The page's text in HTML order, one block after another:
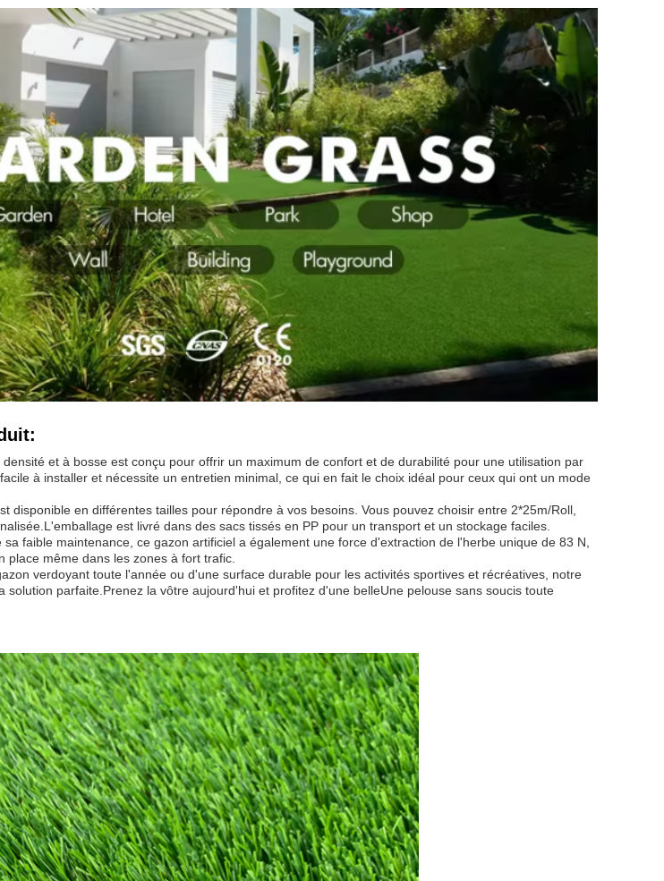
et à bosse est conçu pour offrir un maximum de confort et de durabilité pour une utilisation par
à installer et nécessite un entretien minimal, ce qui en fait le choix idéal pour ceux qui ont un mode
disponible en différentes tailles pour répondre à vos besoins. Vous pouvez choisir entre 2*25m/Roll,
est livré dans des sacs tissés en PP pour un transport et un stockage faciles.
faible maintenance, ce gazon artificiel a également une force d'extraction de l'herbe unique de 83 N,
place même dans les zones à fort trafic.
verdoyant toute l'année ou d'une surface durable pour les activités sportives et récréatives, notre
solution parfaite.Prenez la vôtre aujourd'hui et profitez d'une belleUne pelouse sans soucis toute